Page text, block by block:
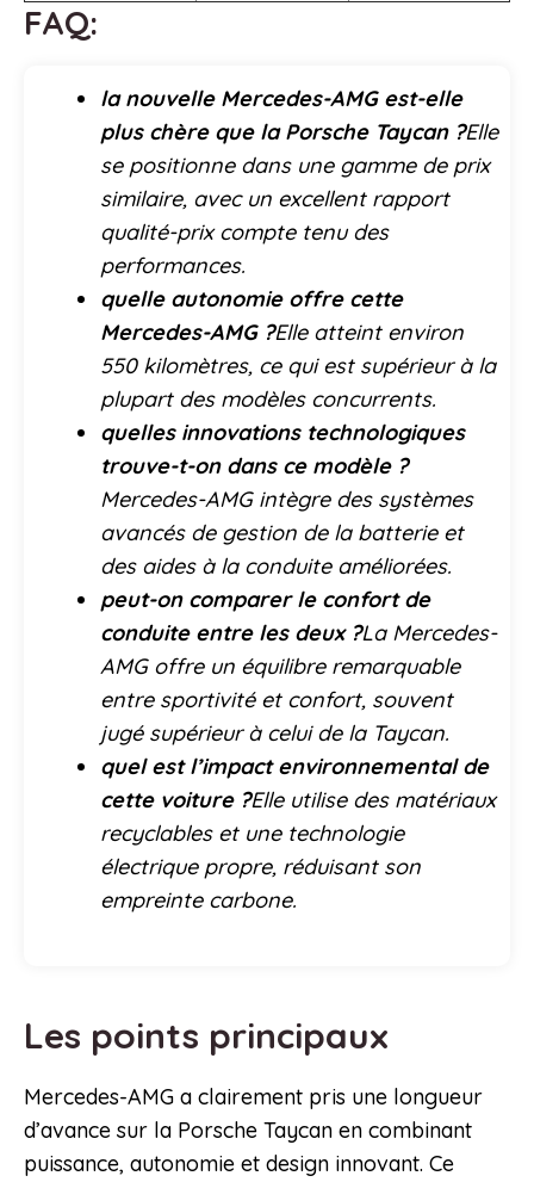
FAQ:
la nouvelle Mercedes-AMG est-elle
plus chère que la Porsche Taycan ?Elle
se positionne dans une gamme de prix
similaire, avec un excellent rapport
qualité-prix compte tenu des
performances.
quelle autonomie offre cette
Mercedes-AMG ?Elle atteint environ
550 kilomètres, ce qui est supérieur à la
plupart des modèles concurrents.
quelles innovations technologiques
trouve-t-on dans ce modèle ?
Mercedes-AMG intègre des systèmes
avancés de gestion de la batterie et
des aides à la conduite améliorées.
peut-on comparer le confort de
conduite entre les deux ?La Mercedes-
AMG offre un équilibre remarquable
entre sportivité et confort, souvent
jugé supérieur à celui de la Taycan.
quel est l’impact environnemental de
cette voiture ?Elle utilise des matériaux
recyclables et une technologie
électrique propre, réduisant son
empreinte carbone.
Les points principaux
Mercedes-AMG a clairement pris une longueur
d’avance sur la Porsche Taycan en combinant
puissance, autonomie et design innovant. Ce